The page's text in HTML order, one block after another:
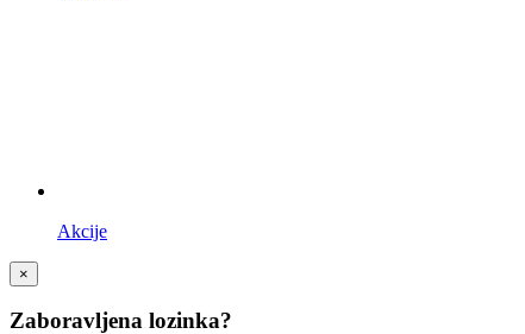
Akcije
×
Zaboravljena lozinka?